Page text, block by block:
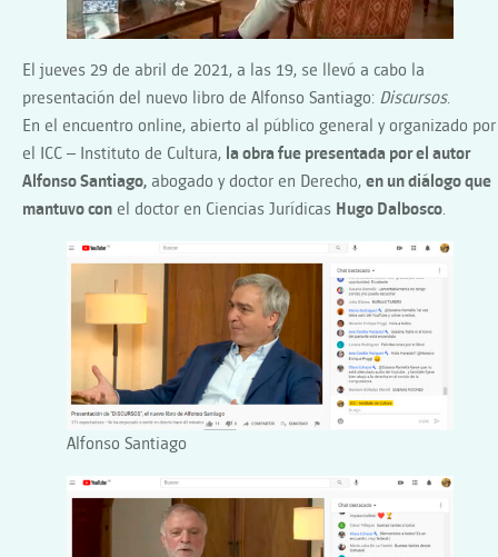
SANTIAGO
El jueves 29 de abril de 2021, a las 19, se llevó a cabo la
presentación del nuevo libro de Alfonso Santiago: Discursos.
En el encuentro online, abierto al público general y organizado por
el ICC – Instituto de Cultura, la obra fue presentada por el autor
Alfonso Santiago, abogado y doctor en Derecho, en un diálogo que
mantuvo con el doctor en Ciencias Jurídicas Hugo Dalbosco.
Alfonso Santiago